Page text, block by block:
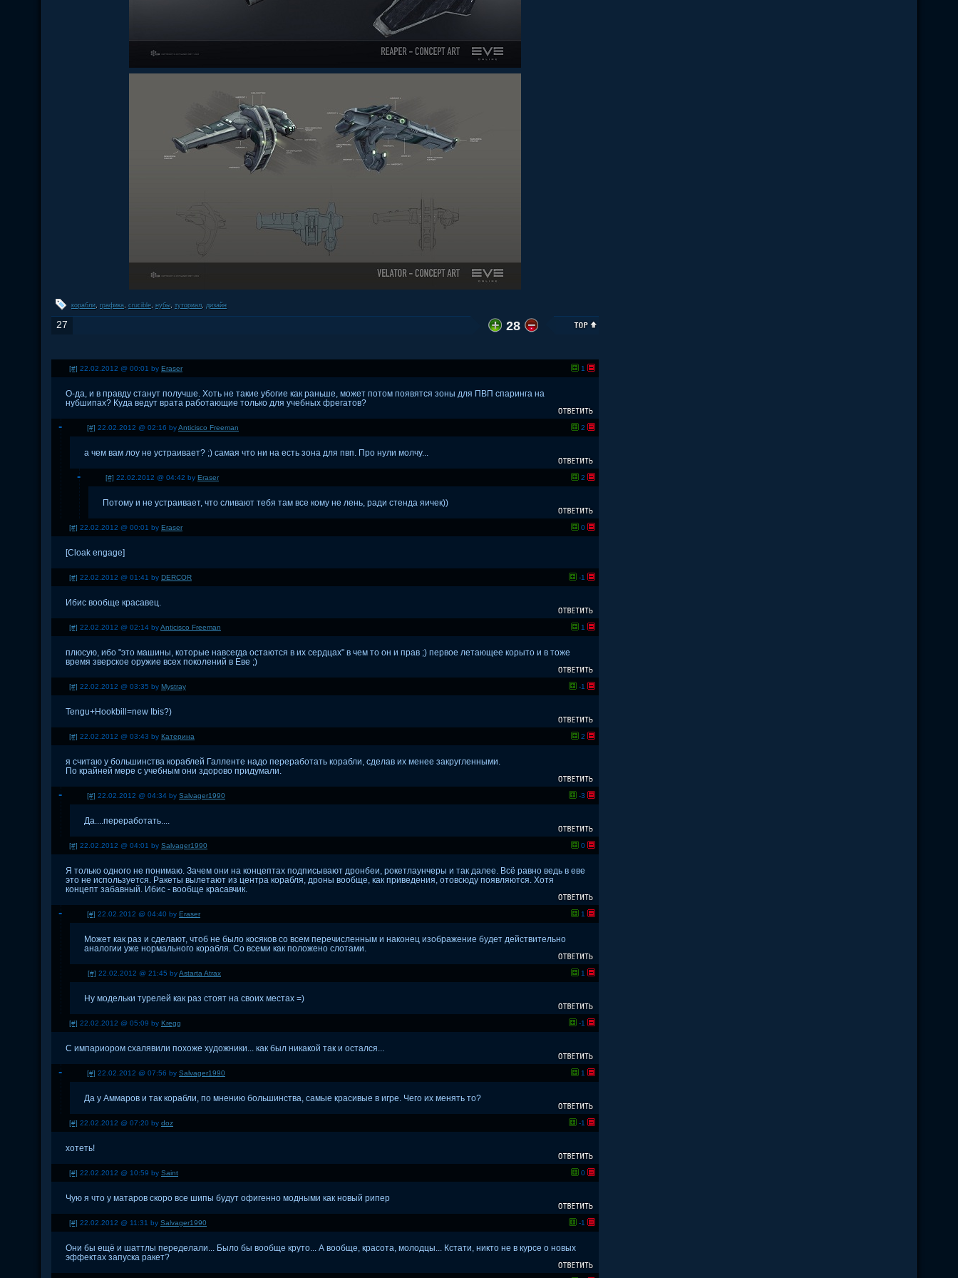
корабли, графика, crucible, нубы, туториал, дизайн
27 28
[#] 22.02.2012 @ 00:01 by Eraser 1
О-да, и в правду станут получше. Хоть не такие убогие как раньше, может потом появятся зоны для ПВП спаринга на
нубшипах? Куда ведут врата работающие только для учебных фрегатов?
[#] 22.02.2012 @ 02:16 byAnticisco Freeman 2
а чем вам лоу не устраивает? ;) самая что ни на есть зона для пвп. Про нули молчу...
[#] 22.02.2012 @ 04:42 by Eraser 2
Потому и не устраивает, что сливают тебя там все кому не лень, ради стенда яичек))
[#] 22.02.2012 @ 00:01 by Eraser 0
[Cloak engage]
[#] 22.02.2012 @ 01:41 by DERCOR -1
Ибис вообще красавец.
[#] 22.02.2012 @ 02:14 byAnticisco Freeman 1
плюсую, ибо "это машины, которые навсегда остаются в их сердцах" в чем то он и прав ;) первое летающее корыто и в тоже
время зверское оружие всех поколений в Еве ;)
[#] 22.02.2012 @ 03:35 by Mystray -1
Tengu+Hookbill=new Ibis?)
[#] 22.02.2012 @ 03:43 by Катерина 2
я считаю у большинства кораблей Галленте надо переработать корабли, сделав их менее закругленными.
По крайней мере с учебным они здорово придумали.
[#] 22.02.2012 @ 04:34 by Salvager1990 -3
Да....переработать....
[#] 22.02.2012 @ 04:01 by Salvager1990 0
Я только одного не понимаю. Зачем они на концептах подписывают дронбеи, рокетлаунчеры и так далее. Всё равно ведь в еве
это не используется. Ракеты вылетают из центра корабля, дроны вообще, как приведения, отовсюду появляются. Хотя
концепт забавный. Ибис - вообще красавчик.
[#] 22.02.2012 @ 04:40 by Eraser 1
Может как раз и сделают, чтоб не было косяков со всем перечисленным и наконец изображение будет действительно
аналогии уже нормального корабля. Со всеми как положено слотами.
[#] 22.02.2012 @ 21:45 byAstarta Atrax 1
Ну модельки турелей как раз стоят на своих местах =)
[#] 22.02.2012 @ 05:09 by Kregg -1
C импариором схалявили похоже художники... как был никакой так и остался...
[#] 22.02.2012 @ 07:56 by Salvager1990 1
Да у Аммаров и так корабли, по мнению большинства, самые красивые в игре. Чего их менять то?
[#] 22.02.2012 @ 07:20 by doz -1
хотеть!
[#] 22.02.2012 @ 10:59 by Saint 0
Чую я что у матаров скоро все шипы будут офигенно модными как новый рипер
[#] 22.02.2012 @ 11:31 by Salvager1990 -1
Они бы ещё и шаттлы переделали... Было бы вообще круто... А вообще, красота, молодцы... Кстати, никто не в курсе о новых
эффектах запуска ракет?